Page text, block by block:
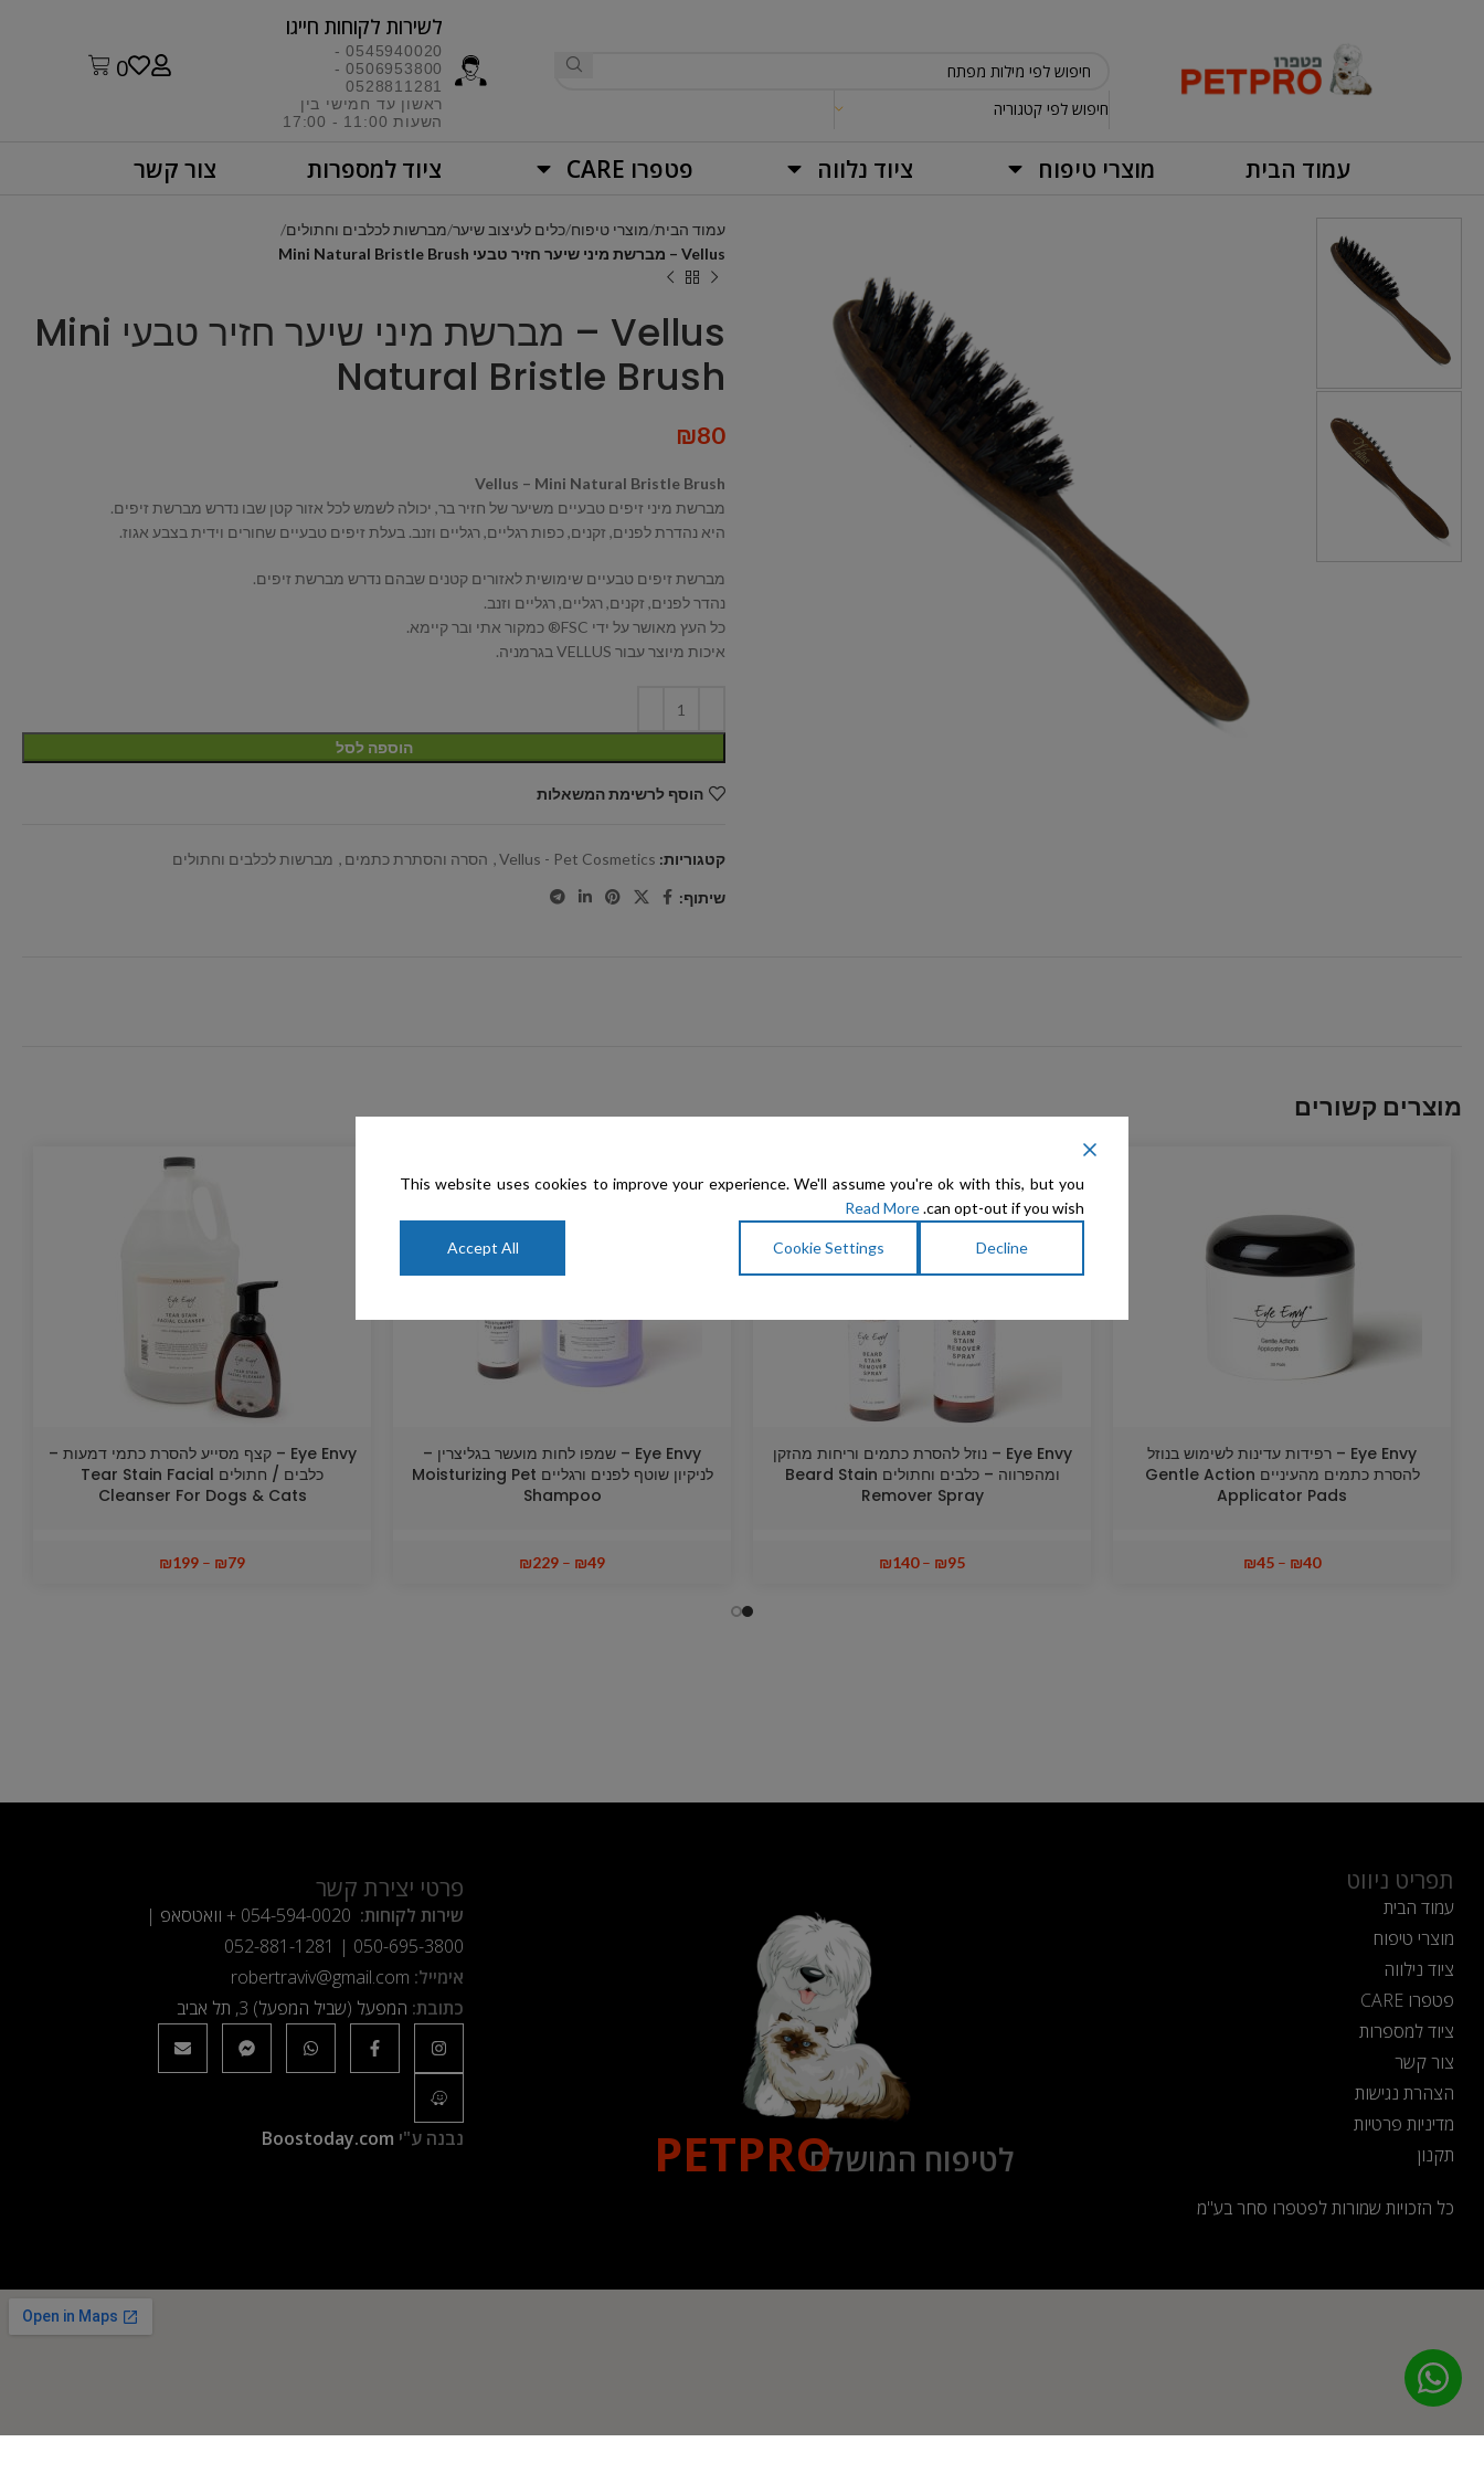
חיפוש לפי קטגוריה
לשירות לקוחות חייגו​
0545940020 -
0506953800 -
0528811281
ראשון עד חמישי בין
השעות 11:00 - 17:00​
0
עמוד הבית מוצרי טיפוח ציוד נלווה פטפרו CARE ציוד למספרות צור קשר
עמוד הבית מוצרי טיפוח כלים לעיצוב שיער מברשות לכלבים וחתולים
Vellus – מברשת מיני שיער חזיר טבעי Mini Natural Bristle Brush
Vellus – מברשת מיני שיער חזיר טבעי Mini
Natural Bristle Brush
₪80
Vellus – Mini Natural Bristle Brush
מברשת מיני זיפים טבעיים משיער של חזיר בר, יכולה לשמש לכל אזור קטן שבו נדרש מברשת זיפים.
היא נהדרת לפנים, זקנים, כפות רגליים, רגליים וזנב. בעלת זיפים טבעיים שחורים וידית בצבע אגוז.
מברשת זיפים טבעיים שימושית לאזורים קטנים שבהם נדרש מברשת זיפים.
נהדר לפנים, זקנים, רגליים, רגליים וזנב.
כל העץ מאושר על ידי FSC® כמקור אתי ובר קיימא.
איכות מיוצר עבור VELLUS בגרמניה.
הוספה לסל
הוסף לרשימת המשאלות
קטגוריות: Vellus - Pet Cosmetics
, הסרה והסתרת כתמים , מברשות לכלבים וחתולים
שיתוף:
מוצרים קשורים
Eye Envy – רפידות עדינות לשימוש בנוזל
להסרת כתמים מהעיניים Gentle Action
Applicator Pads
₪40
–
₪45
Eye Envy – נוזל להסרת כתמים וריחות מהזקן
ומהפרווה – כלבים וחתולים Beard Stain
Remover Spray
₪95
–
₪140
Eye Envy – שמפו לחות מועשר בגליצרין –
לניקיון שוטף לפנים ורגליים Moisturizing Pet
Shampoo
₪49
–
₪229
Eye Envy – קצף מסייע להסרת כתמי דמעות –
כלבים / חתולים Tear Stain Facial
Cleanser For Dogs & Cats
₪79
–
₪199
תפריט ניווט
עמוד הבית
מוצרי טיפוח
ציוד נילווה
פטפרו CARE
ציוד למספרות
צור קשר
הצהרת נגישות
מדיניות פרטיות
תקנון
כל הזכויות שמורות לפטפרו סחר בע"מ
לטיפוח המושלםPETPRO
פרטי יצירת קשר
שירות לקוחות: 054-594-0020 + וואטסאפ |
050-695-3800
|
052-881-1281
אימייל: robertraviv@gmail.com
כתובת: המפעל (שביל המפעל) 3, תל אביב
נבנה ע"י Boostoday.com
This website uses cookies to improve your experience. We'll assume you're ok with this, but you
can opt-out if you wish.
Read More
Decline
Cookie Settings
Accept All